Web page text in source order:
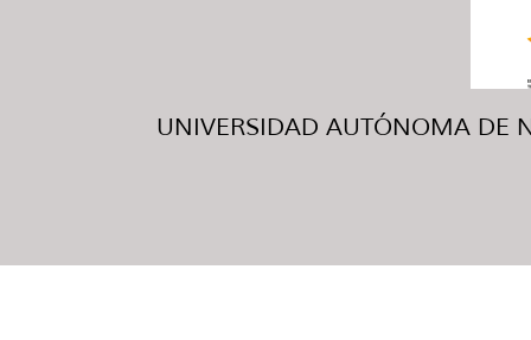
UNIVERSIDAD AUTÓNOMA DE